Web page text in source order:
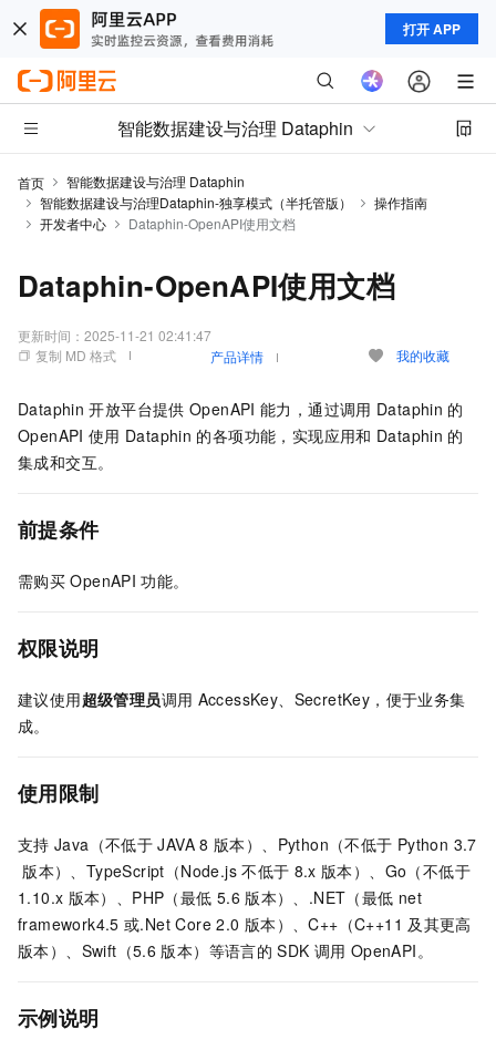
打开 APP
智能数据建设与治理 Dataphin
首页
智能数据建设与治理 Dataphin
智能数据建设与治理Dataphin-独享模式（半托管版）
操作指南
开发者中心
Dataphin-OpenAPI使用文档
Dataphin-OpenAPI使用文档
更新时间： 2025-11-21 02:41:47
复制 MD 格式
产品详情 我的收藏
Dataphin 开放平台提供 OpenAPI 能力，通过调用 Dataphin 的
OpenAPI 使用 Dataphin 的各项功能，实现应用和 Dataphin 的
集成和交互。
前提条件
需购买 OpenAPI 功能。
权限说明
建议使用超级管理员调用 AccessKey、SecretKey，便于业务集
成。
使用限制
支持 Java（不低于 JAVA 8 版本）、Python（不低于 Python 3.7
版本）、TypeScript（Node.js 不低于 8.x 版本）、Go（不低于
1.10.x 版本）、PHP（最低 5.6 版本）、.NET（最低 net
framework4.5 或.Net Core 2.0 版本）、C++（C++11 及其更高
版本）、Swift（5.6 版本）等语言的 SDK 调用 OpenAPI。
示例说明